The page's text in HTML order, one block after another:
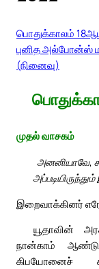
பொதுக்காலம்
புனித அல்போன்ஸ்
(நினைவு)
முதல் வாசகம்
அனனியாவே,
இறைவாக்கினர்
யூதாவின்
நான்காம்
கிபயோனைச்